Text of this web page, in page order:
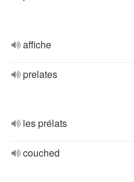
affiche
prelates
les prélats
couched